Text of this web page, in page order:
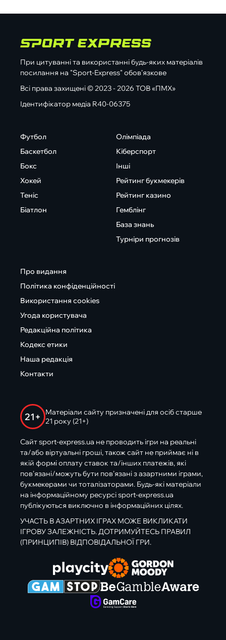
При цитуванні та використанні будь-яких матеріалів
посилання на "Sport-Express" обов'язкове
Всі права захищені © 2023 - 2026 ТОВ «ПМХ»
Ідентифікатор медіа R40-06375
Футбол
Баскетбол
Бокс
Хокей
Теніс
Біатлон
Олімпіада
Кіберспорт
Інші
Рейтинг букмекерів
Рейтинг казино
Гемблінг
База знань
Турніри прогнозів
Про видання
Політика конфіденційності
Використання cookies
Угода користувача
Редакційна політика
Кодекс етики
Наша редакція
Контакти
21+
Матеріали сайту призначені для осіб старше
21 року (21+)
Сайт sport-express.ua не проводить ігри на реальні
та/або віртуальні гроші, також сайт не приймає ні в
якій формі оплату ставок та/інших платежів, які
пов’язані/можуть бути пов’язані з азартними іграми,
букмекерами чи тоталізаторами. Будь-які матеріали
на інформаційному ресурсі sport-express.ua
публікуються виключно в інформаційних цілях.
УЧАСТЬ В АЗАРТНИХ ІГРАХ МОЖЕ ВИКЛИКАТИ
ІГРОВУ ЗАЛЕЖНІСТЬ. ДОТРИМУЙТЕСЬ ПРАВИЛ
(ПРИНЦИПІВ) ВІДПОВІДАЛЬНОЇ ГРИ.